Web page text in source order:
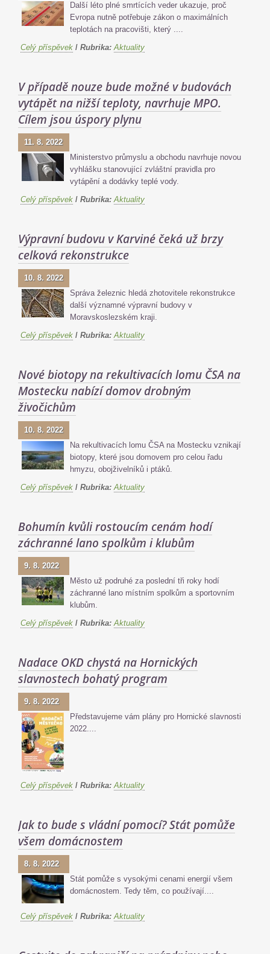
Další léto plné smrtících veder ukazuje, proč
Evropa nutně potřebuje zákon o maximálních
teplotách na pracovišti, který ....
Celý příspěvek / Rubrika: Aktuality
V případě nouze bude možné v budovách
vytápět na nižší teploty, navrhuje MPO.
Cílem jsou úspory plynu
11. 8. 2022
Ministerstvo průmyslu a obchodu navrhuje novou
vyhlášku stanovující zvláštní pravidla pro
vytápění a dodávky teplé vody.
Celý příspěvek / Rubrika: Aktuality
Výpravní budovu v Karviné čeká už brzy
celková rekonstrukce
10. 8. 2022
Správa železnic hledá zhotovitele rekonstrukce
další významné výpravní budovy v
Moravskoslezském kraji.
Celý příspěvek / Rubrika: Aktuality
Nové biotopy na rekultivacích lomu ČSA na
Mostecku nabízí domov drobným
živočichům
10. 8. 2022
Na rekultivacích lomu ČSA na Mostecku vznikají
biotopy, které jsou domovem pro celou řadu
hmyzu, obojživelníků i ptáků.
Celý příspěvek / Rubrika: Aktuality
Bohumín kvůli rostoucím cenám hodí
záchranné lano spolkům i klubům
9. 8. 2022
Město už podruhé za poslední tři roky hodí
záchranné lano místním spolkům a sportovním
klubům.
Celý příspěvek / Rubrika: Aktuality
Nadace OKD chystá na Hornických
slavnostech bohatý program
9. 8. 2022
Představujeme vám plány pro Hornické slavnosti
2022....
Celý příspěvek / Rubrika: Aktuality
Jak to bude s vládní pomocí? Stát pomůže
všem domácnostem
8. 8. 2022
Stát pomůže s vysokými cenami energií všem
domácnostem. Tedy těm, co používají....
Celý příspěvek / Rubrika: Aktuality